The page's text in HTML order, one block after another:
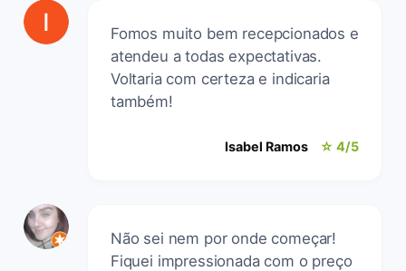
Fomos muito bem recepcionados e
atendeu a todas expectativas.
Voltaria com certeza e indicaria
também!
Isabel Ramos ☆ 4/5
Não sei nem por onde começar!
Fiquei impressionada com o preço